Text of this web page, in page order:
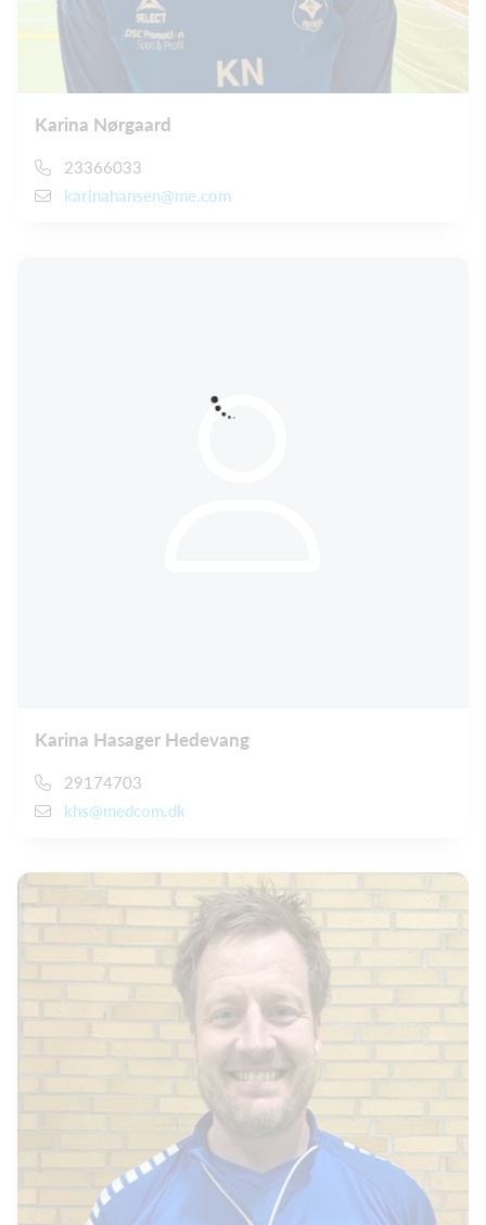
Karina Nørgaard
23366033
karinahansen@me.com
Karina Hasager Hedevang
29174703
khs@medcom.dk